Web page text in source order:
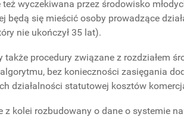
też wyczekiwana przez środowisko
będą się mieścić osoby prowadzące
nie ukończył 35 lat).
także procedury związane z rozdziałem
bez konieczności zasięgania
działalności statutowej kosztów
z kolei rozbudowany o dane o systemie